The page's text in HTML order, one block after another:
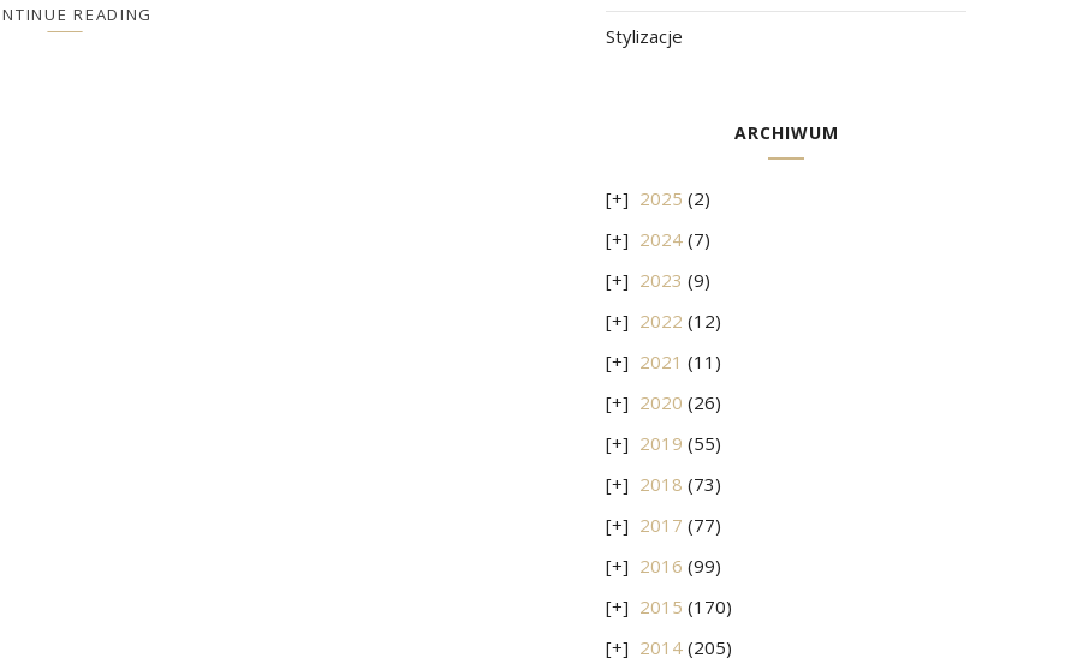
READING
Stylizacje
ARCHIWUM
2025 (2)
2024 (7)
2023 (9)
2022 (12)
2021 (11)
2020 (26)
2019 (55)
2018 (73)
2017 (77)
2016 (99)
2015 (170)
2014 (205)